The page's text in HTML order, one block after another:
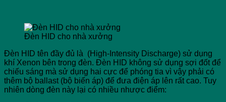
Đèn HID cho nhà xưởng
Đèn HID tên đầy đủ là (High-Intensity Discharge) sử dụng
khí Xenon bên trong đèn. Đèn HID không sử dụng sợi đốt để
chiếu sáng mà sử dụng hai cực để phóng tia vì vậy phải có
thêm bộ ballast (bộ biến áp) để đưa điện áp lên rất cao. Tuy
nhiên dòng đèn này lại có nhiều nhược điểm: